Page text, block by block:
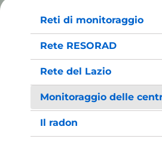
Reti di monitoraggio
Rete RESORAD
Rete del Lazio
Monitoraggio delle
Il radon